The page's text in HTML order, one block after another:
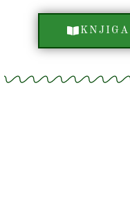
KNJIGA